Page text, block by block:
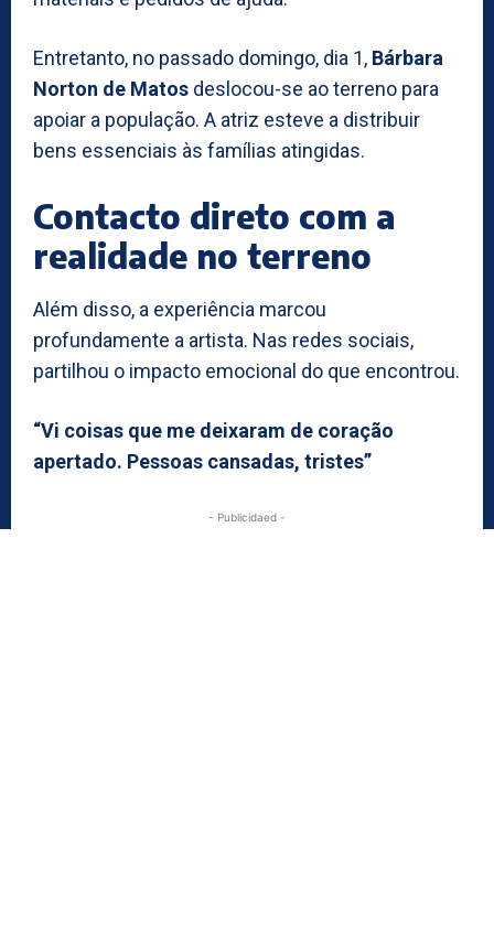
Entretanto, no passado domingo, dia 1, Bárbara
Norton de Matos deslocou-se ao terreno para
apoiar a população. A atriz esteve a distribuir
bens essenciais às famílias atingidas.
Contacto direto com a
realidade no terreno
Além disso, a experiência marcou
profundamente a artista. Nas redes sociais,
partilhou o impacto emocional do que encontrou.
“Vi coisas que me deixaram de coração
apertado. Pessoas cansadas, tristes”
- Publicidaed -